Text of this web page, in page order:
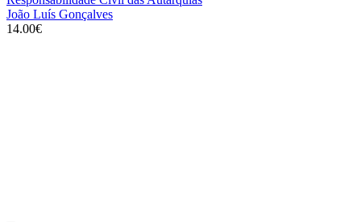
João Luís Gonçalves
14.00€